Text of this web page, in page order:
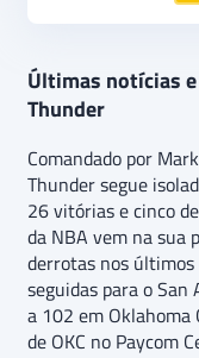
Últimas notícias
Thunder
Comandado por
Thunder segue
26 vitórias e cinco
da NBA vem na sua
derrotas nos últimos
seguidas para o
a 102 em Oklahoma
de OKC no Paycom